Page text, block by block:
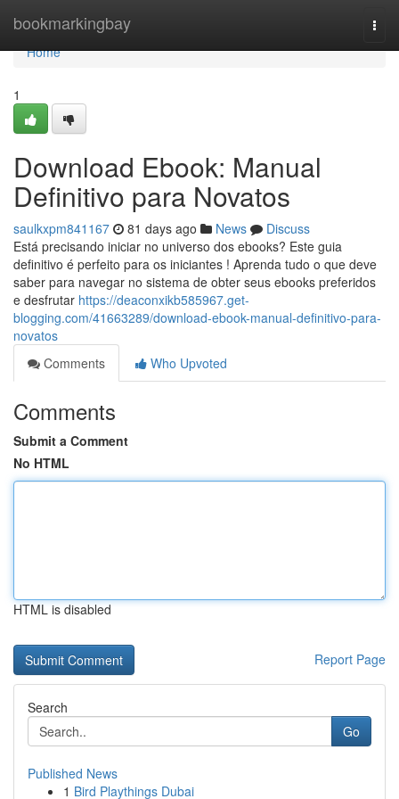
bookmarkingbay
Home
Home
1
Download Ebook: Manual
Definitivo para Novatos
saulkxpm841167 81 days ago News
Discuss
Está precisando iniciar no universo dos ebooks? Este guia
definitivo é perfeito para os iniciantes ! Aprenda tudo o que deve
saber para navegar no sistema de obter seus ebooks preferidos
e desfrutar https://deaconxikb585967.get-
blogging.com/41663289/download-ebook-manual-definitivo-para-
novatos
Comments
Who Upvoted
Comments
Submit a Comment
No HTML
HTML is disabled
Report Page
Search
Go
Published News
1 Bird Playthings Dubai